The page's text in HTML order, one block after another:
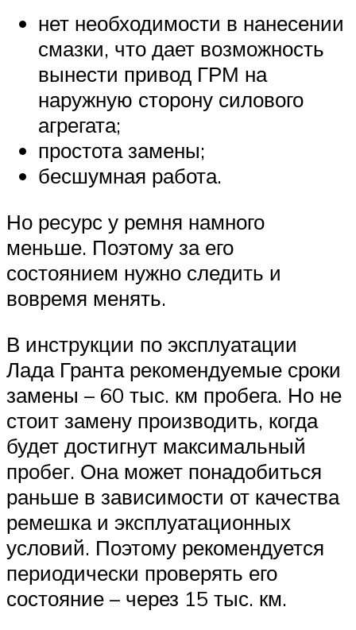
нет необходимости в нанесении
смазки, что дает возможность
вынести привод ГРМ на
наружную сторону силового
агрегата;
простота замены;
бесшумная работа.
Но ресурс у ремня намного
меньше. Поэтому за его
состоянием нужно следить и
вовремя менять.
В инструкции по эксплуатации
Лада Гранта рекомендуемые сроки
замены – 60 тыс. км пробега. Но не
стоит замену производить, когда
будет достигнут максимальный
пробег. Она может понадобиться
раньше в зависимости от качества
ремешка и эксплуатационных
условий. Поэтому рекомендуется
периодически проверять его
состояние – через 15 тыс. км.